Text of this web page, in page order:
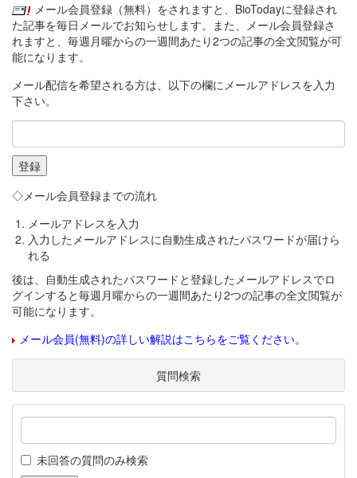
メール会員登録（無料）をされますと、BioTodayに登録され
た記事を毎日メールでお知らせします。また、メール会員登録さ
れますと、毎週月曜からの一週間あたり2つの記事の全文閲覧が可
能になります。
メール配信を希望される方は、以下の欄にメールアドレスを入力
下さい。
◇メール会員登録までの流れ
メールアドレスを入力
入力したメールアドレスに自動生成されたパスワードが届けら
れる
後は、自動生成されたパスワードと登録したメールアドレスでロ
グインすると毎週月曜からの一週間あたり2つの記事の全文閲覧が
可能になります。
メール会員(無料)の詳しい解説はこちらをご覧ください。
質問検索
未回答の質問のみ検索